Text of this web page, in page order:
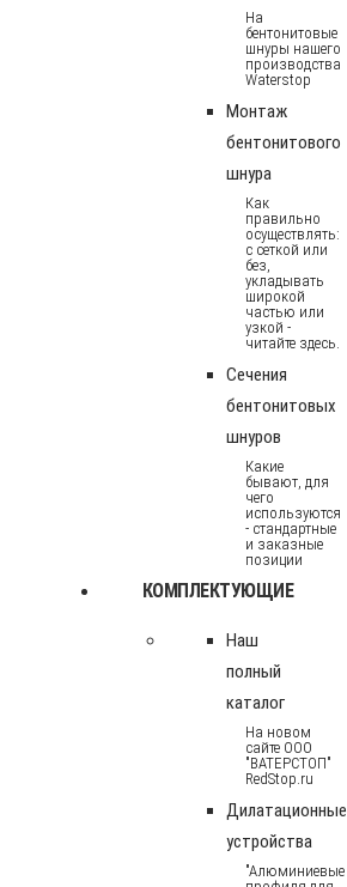
На
бентонитовые
шнуры нашего
производства
Waterstop
Монтаж
бентонитового
шнура
Как
правильно
осуществлять:
с сеткой или
без,
укладывать
широкой
частью или
узкой -
читайте здесь.
Сечения
бентонитовых
шнуров
Какие
бывают, для
чего
используются
- стандартные
и заказные
позиции
КОМПЛЕКТУЮЩИЕ
Наш
полный
каталог
На новом
сайте ООО
"ВАТЕРСТОП"
RedStop.ru
Дилатационные
устройства
"Алюминиевые